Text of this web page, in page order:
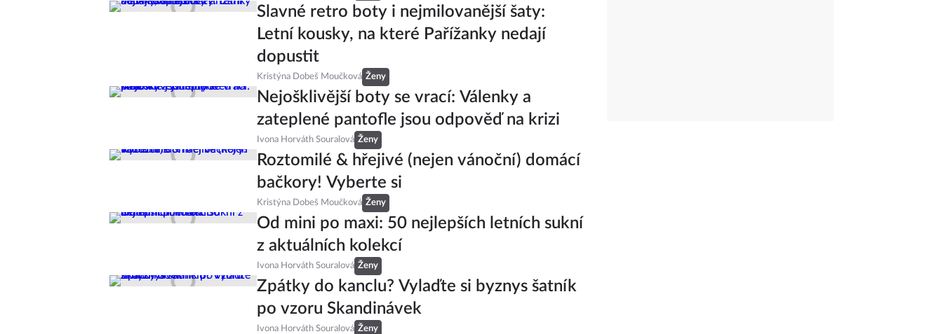
Slavné retro boty i nejmilovanější šaty:
Letní kousky, na které Pařížanky nedají
dopustit
Kristýna Dobeš Moučková Ženy
Nejošklivější boty se vrací: Válenky a
zateplené pantofle jsou odpověď na krizi
Ivona Horváth Souralová Ženy
Roztomilé & hřejivé (nejen vánoční) domácí
bačkory! Vyberte si
Kristýna Dobeš Moučková Ženy
Od mini po maxi: 50 nejlepších letních sukní
z aktuálních kolekcí
Ivona Horváth Souralová Ženy
Zpátky do kanclu? Vylaďte si byznys šatník
po vzoru Skandinávek
Ivona Horváth Souralová Ženy